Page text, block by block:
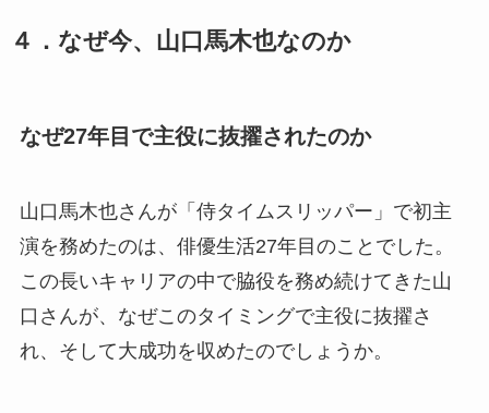
４．なぜ今、山口馬木也なのか
なぜ27年目で主役に抜擢されたのか
山口馬木也さんが「侍タイムスリッパー」で初主
演を務めたのは、俳優生活27年目のことでした。
この長いキャリアの中で脇役を務め続けてきた山
口さんが、なぜこのタイミングで主役に抜擢さ
れ、そして大成功を収めたのでしょうか。